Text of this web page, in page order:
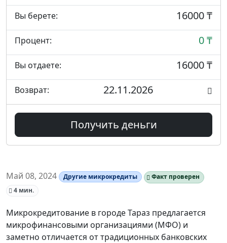
Вы берете: 16000 ₸
Процент: 0 ₸
Вы отдаете: 16000 ₸
Возврат: 22.11.2026
Получить деньги
Май 08, 2024 Другие микрокредиты
Факт проверен
4 мин.
Микрокредитование в городе Тараз предлагается
микрофинансовыми организациями (МФО) и
заметно отличается от традиционных банковских